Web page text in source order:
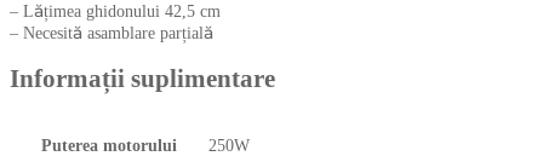
– Lățimea ghidonului 42,5 cm
– Necesită asamblare parțială
Informații suplimentare
Puterea motorului 250W